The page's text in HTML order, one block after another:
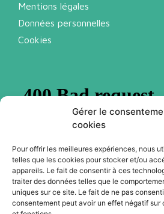
Gérer le
cookies
Pour offrir les meilleures expériences, nous
telles que les cookies pour stocker et/ou
appareils. Le fait de consentir à ces
traiter des données telles que le
uniques sur ce site. Le fait de ne pas
consentement peut avoir un effet négatif
Mentions légales
Données personnelles
Cookies
Abonnez-vous à